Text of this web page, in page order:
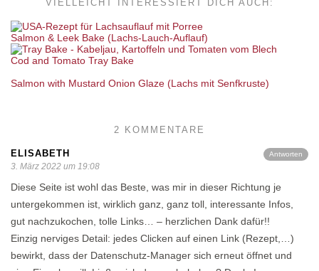
VIELLEICHT INTERESSIERT DICH AUCH:
Salmon & Leek Bake (Lachs-Lauch-Auflauf)
Cod and Tomato Tray Bake
Salmon with Mustard Onion Glaze (Lachs mit Senfkruste)
2 KOMMENTARE
Antworten
ELISABETH
3. März 2022 um 19:08
Diese Seite ist wohl das Beste, was mir in dieser Richtung je
untergekommen ist, wirklich ganz, ganz toll, interessante Infos,
gut nachzukochen, tolle Links… – herzlichen Dank dafür!!
Einzig nerviges Detail: jedes Clicken auf einen Link (Rezept,…)
bewirkt, dass der Datenschutz-Manager sich erneut öffnet und